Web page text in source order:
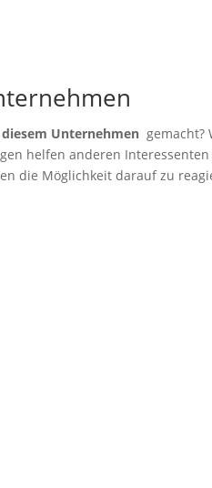
Unternehmen gemacht?
helfen anderen
die Möglichkeit darauf zu